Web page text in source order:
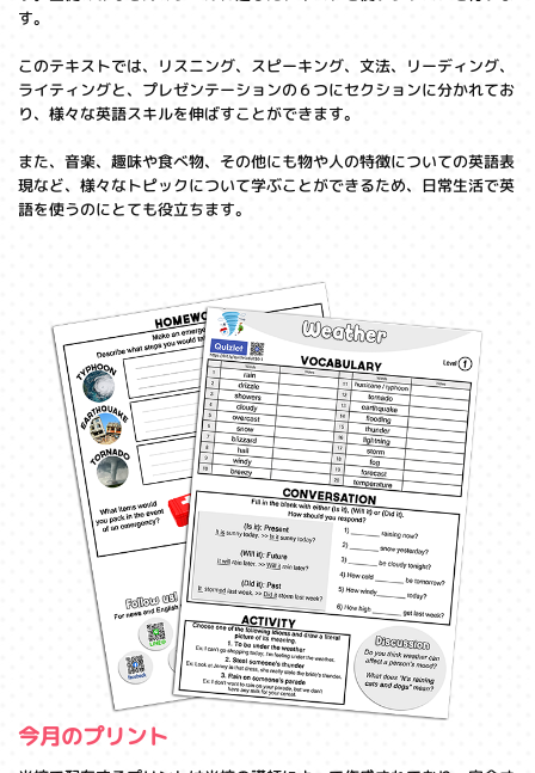
す。
このテキストでは、リスニング、スピーキング、文法、リーディング、
ライティングと、プレゼンテーションの６つにセクションに分かれてお
り、様々な英語スキルを伸ばすことができます。
また、音楽、趣味や食べ物、その他にも物や人の特徴についての英語表
現など、様々なトピックについて学ぶことができるため、日常生活で英
語を使うのにとても役立ちます。
今月のプリント